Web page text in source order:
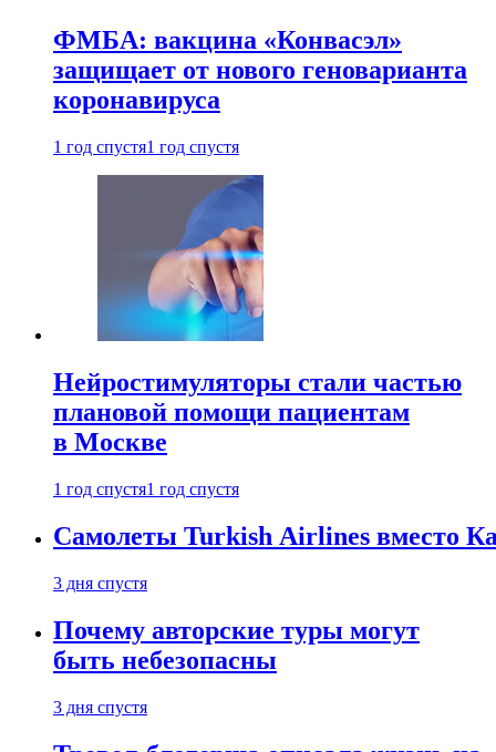
ФМБА: вакцина «Конвасэл»
защищает от нового геноварианта
коронавируса
1 год спустя1 год спустя
Нейростимуляторы стали частью
плановой помощи пациентам
в Москве
1 год спустя1 год спустя
Самолеты Turkish Airlines вместо
3 дня спустя
Почему авторские туры могут
быть небезопасны
3 дня спустя